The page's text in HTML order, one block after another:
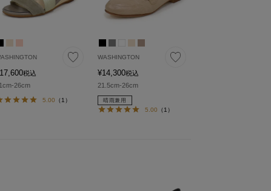
17,600税込
26cm
5.00 （1）
WASHINGTON
¥14,300税込
21.5cm-26cm
晴雨兼用
5.00 （1）